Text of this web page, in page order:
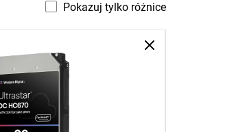
Pokazuj tylko różnice